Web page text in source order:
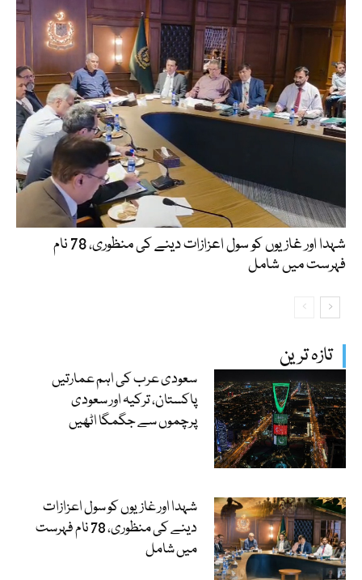
تازہ ترین
سعودی عرب کی اہم عمارتیں
پاکستان، ترکیہ اور سعودی
پرچموں سے جگمگا اٹھیں
شہدا اور غازیوں کو سول اعزازات
دینے کی منظوری، 78 نام فہرست
میں شامل
شہدا اور غازیوں کو سول اعزازات دینے کی منظوری، 78 نام
فہرست میں شامل